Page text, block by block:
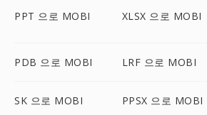
PPT 으로 MOBI XLSX 으로 MOBI
PDB 으로 MOBI LRF 으로 MOBI
SK 으로 MOBI PPSX 으로 MOBI